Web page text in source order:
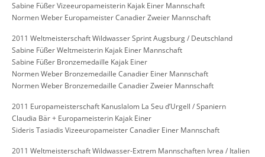
Sabine Füßer Vizeeuropameisterin Kajak Einer Mannschaft
Normen Weber Europameister Canadier Zweier Mannschaft
2011 Weltmeisterschaft Wildwasser Sprint Augsburg / Deutschland
Sabine Füßer Weltmeisterin Kajak Einer Mannschaft
Sabine Füßer Bronzemedaille Kajak Einer
Normen Weber Bronzemedaille Canadier Einer Mannschaft
Normen Weber Bronzemedaille Canadier Zweier Mannschaft
2011 Europameisterschaft Kanuslalom La Seu d’Urgell / Spaniern
Claudia Bär + Europameisterin Kajak Einer
Sideris Tasiadis Vizeeuropameister Canadier Einer Mannschaft
2011 Weltmeisterschaft Wildwasser-Extrem Mannschaften Ivrea / Italien